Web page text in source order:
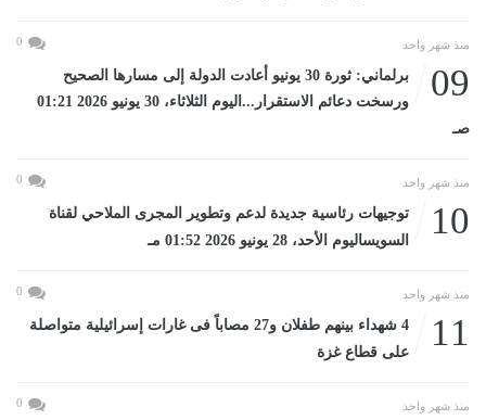
منذ شهر واحد 0
09
برلماني: ثورة 30 يونيو أعادت الدولة إلى مسارها الصحيح
ورسخت دعائم الاستقرار...اليوم الثلاثاء، 30 يونيو 2026 01:21
صـ
منذ شهر واحد 0
10
توجيهات رئاسية جديدة لدعم وتطوير المجرى الملاحي لقناة
السويساليوم الأحد، 28 يونيو 2026 01:52 مـ
منذ شهر واحد 0
11
4 شهداء بينهم طفلان و27 مصاباً فى غارات إسرائيلية متواصلة
على قطاع غزة
منذ شهر واحد 0